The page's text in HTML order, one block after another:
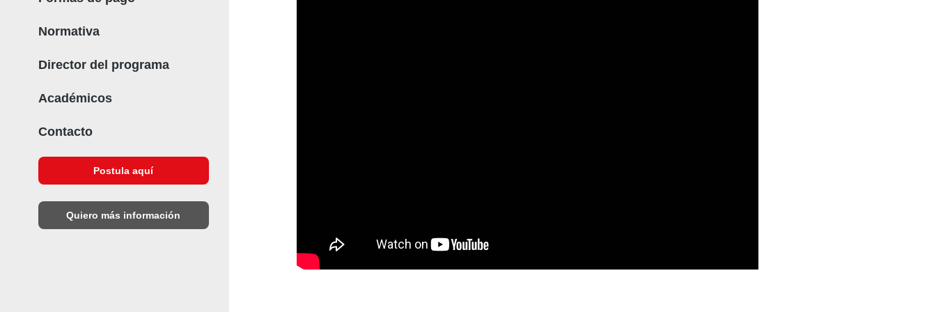
Normativa
Director del programa
Académicos
Contacto
Postula aquí
Quiero más información